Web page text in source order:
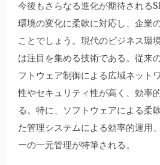
今後もさらなる進化が期待される
環境の変化に柔軟に対応し、企業
ことでしょう。現代のビジネス環
は注目を集める技術である。従来
フトウェア制御による広域ネット
性やセキュリティ性が高く、効率
る。特に、ソフトウェアによる柔
た管理システムによる効率的運用
ーの一元管理が特筆される。